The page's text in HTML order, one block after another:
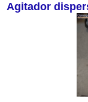
Agitador